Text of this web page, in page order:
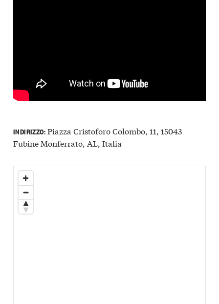
INDIRIZZO:Piazza Cristoforo Colombo, 11, 15043
Fubine Monferrato, AL, Italia